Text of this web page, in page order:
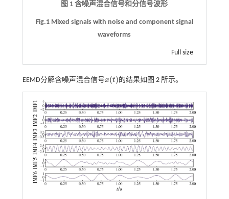
图 1 含噪声混合信号和分信号波形
Fig.1 Mixed signals with noise and component signal
waveforms
Full size
EEMD分解含噪声混合信号x(t)
x(t) 的结果如 图 2所示。